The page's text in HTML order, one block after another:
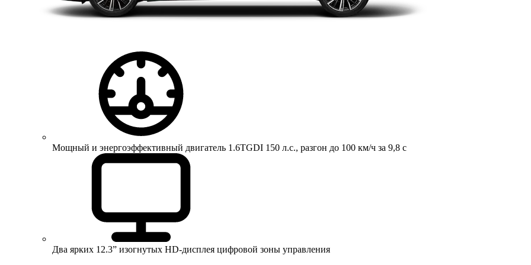
Мощный и энергоэффективный двигатель 1.6TGDI 150 л.с., разгон до 100 км/ч за 9,8 с
Два ярких 12.3” изогнутых HD-дисплея цифровой зоны управления